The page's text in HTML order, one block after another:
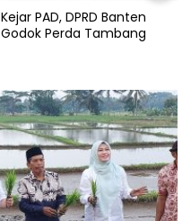
Kejar PAD, DPRD Banten
Godok Perda Tambang